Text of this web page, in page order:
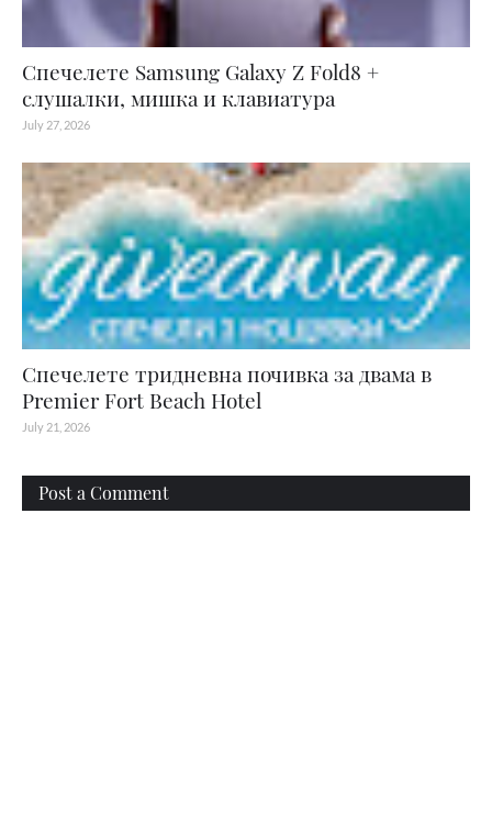
Спечелете Samsung Galaxy Z Fold8 +
слушалки, мишка и клавиатура
July 27, 2026
Спечелете тридневна почивка за двама в
Premier Fort Beach Hotel
July 21, 2026
Post a Comment